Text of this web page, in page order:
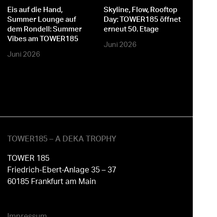
Eis auf die Hand,
Summer Lounge auf
dem Rondell: Summer
Vibes am TOWER185
Juni 2026
Skyline, Flow, Rooftop
Day: TOWER185 öffnet
erneut 50. Etage
Juni 2026
TOWER185 – A DEKA TROPHY
TOWER 185
Friedrich-Ebert-Anlage 35 – 37
60185 Frankfurt am Main